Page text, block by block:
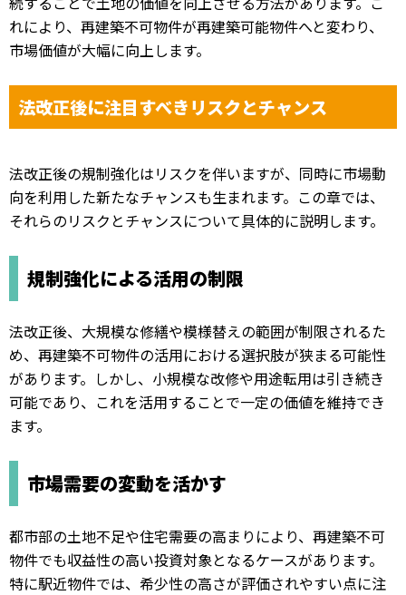
れにより、再建築不可物件が再建築可能物件へと変わり、
市場価値が大幅に向上します。
法改正後に注目すべきリスクとチャンス
法改正後の規制強化はリスクを伴いますが、同時に市場動
向を利用した新たなチャンスも生まれます。この章では、
それらのリスクとチャンスについて具体的に説明します。
規制強化による活用の制限
法改正後、大規模な修繕や模様替えの範囲が制限されるた
め、再建築不可物件の活用における選択肢が狭まる可能性
があります。しかし、小規模な改修や用途転用は引き続き
可能であり、これを活用することで一定の価値を維持でき
ます。
市場需要の変動を活かす
都市部の土地不足や住宅需要の高まりにより、再建築不可
物件でも収益性の高い投資対象となるケースがあります。
特に駅近物件では、希少性の高さが評価されやすい点に注